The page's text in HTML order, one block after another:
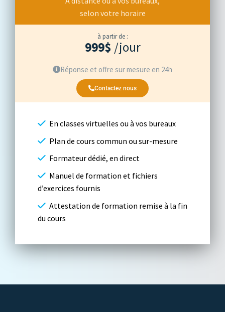
selon votre horaire
à partir de :
999$ /jour
Réponse et offre sur mesure en 24h
Contactez nous
En classes virtuelles ou à vos bureaux
Plan de cours commun ou sur-mesure
Formateur dédié, en direct
Manuel de formation et fichiers
d’exercices fournis
Attestation de formation remise à la fin
du cours